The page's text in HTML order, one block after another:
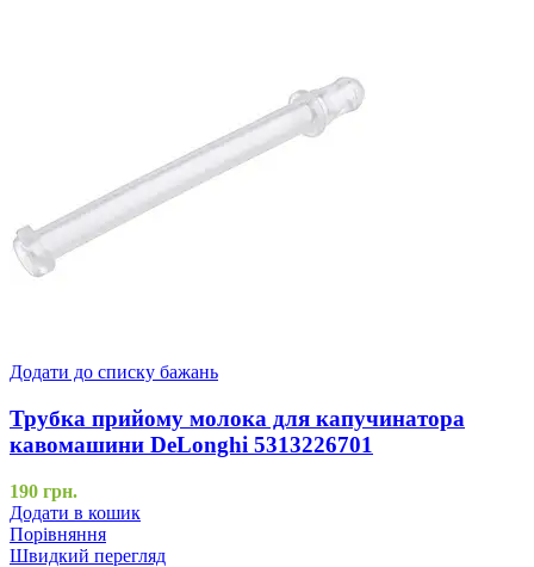
Додати до списку бажань
Трубка прийому молока для капучинатора
кавомашини DeLonghi 5313226701
190 грн.
Додати в кошик
Порівняння
Швидкий перегляд